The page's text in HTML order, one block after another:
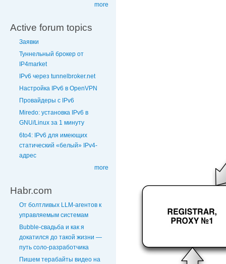
more
Active forum topics
Заявки
Туннельный брокер от
IP4market
IPv6 через tunnelbroker.net
Настройка IPv6 в OpenVPN
Провайдеры с IPv6
Miredo: установка IPv6 в
GNU/Linux за 1 минуту
6to4: IPv6 для имеющих
статический «белый» IPv4-
адрес
more
Habr.com
От болтливых LLM-агентов к
управляемым системам
Bubble-свадьба и как я
докатился до такой жизни —
путь соло-разработчика
Пишем терабайты видео на